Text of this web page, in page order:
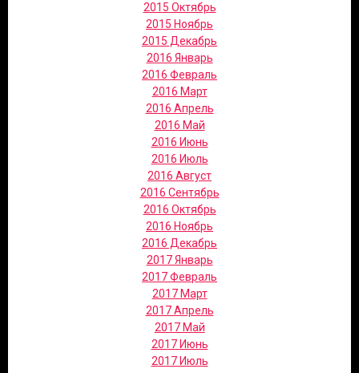
2015 Октябрь
2015 Ноябрь
2015 Декабрь
2016 Январь
2016 Февраль
2016 Март
2016 Апрель
2016 Май
2016 Июнь
2016 Июль
2016 Август
2016 Сентябрь
2016 Октябрь
2016 Ноябрь
2016 Декабрь
2017 Январь
2017 Февраль
2017 Март
2017 Апрель
2017 Май
2017 Июнь
2017 Июль